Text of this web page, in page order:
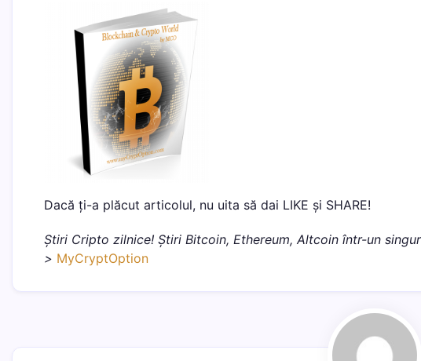
Dacă ți-a plăcut articolul, nu uita să dai LIKE și SHARE!
Știri Cripto zilnice! Știri Bitcoin, Ethereum, Altcoin într-un
> MyCryptOption